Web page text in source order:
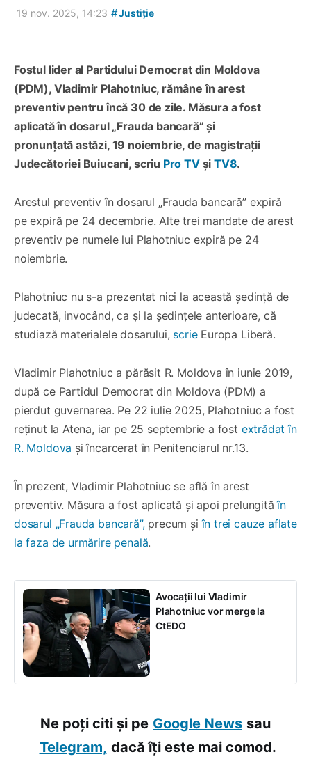
19 nov. 2025, 14:23 #Justiție
Fostul lider al Partidului Democrat din Moldova
(PDM), Vladimir Plahotniuc, rămâne în arest
preventiv pentru încă 30 de zile. Măsura a fost
aplicată în dosarul „Frauda bancară” și
pronunțată astăzi, 19 noiembrie, de magistrații
Judecătoriei Buiucani, scriu Pro TV și TV8.
Arestul preventiv în dosarul „Frauda bancară” expiră
pe expiră pe 24 decembrie. Alte trei mandate de arest
preventiv pe numele lui Plahotniuc expiră pe 24
noiembrie.
Plahotniuc nu s-a prezentat nici la această ședință de
judecată, invocând, ca și la ședințele anterioare, că
studiază materialele dosarului, scrieEuropa Liberă.
Vladimir Plahotniuc a părăsit R. Moldova în iunie 2019,
după ce Partidul Democrat din Moldova (PDM) a
pierdut guvernarea. Pe 22 iulie 2025, Plahotniuc a fost
reținut la Atena, iar pe 25 septembrie a fost extrădat în
R. Moldova și încarcerat în Penitenciarul nr.13.
În prezent, Vladimir Plahotniuc se află în arest
preventiv. Măsura a fost aplicată și apoi prelungităîn
dosarul „Frauda bancară”,precum șiîn trei cauze aflate
la faza de urmărire penală.
Avocații lui Vladimir
Plahotniuc vor merge la
CtEDO
Ne poți citi și pe Google News sau
Telegram, dacă îți este mai comod.